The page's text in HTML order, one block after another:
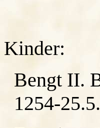
Kinder:
Bengt II.
1254-